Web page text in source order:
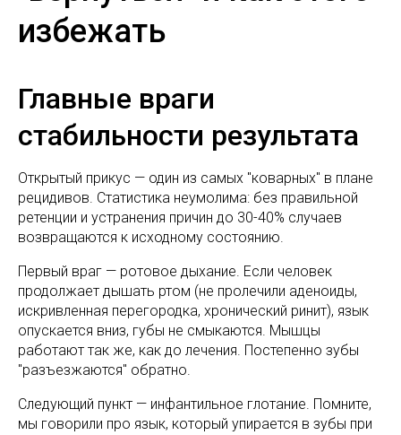
избежать
Главные враги
стабильности результата
Открытый прикус — один из самых "коварных" в плане
рецидивов. Статистика неумолима: без правильной
ретенции и устранения причин до 30-40% случаев
возвращаются к исходному состоянию.
Первый враг — ротовое дыхание. Если человек
продолжает дышать ртом (не пролечили аденоиды,
искривленная перегородка, хронический ринит), язык
опускается вниз, губы не смыкаются. Мышцы
работают так же, как до лечения. Постепенно зубы
"разъезжаются" обратно.
Следующий пункт — инфантильное глотание. Помните,
мы говорили про язык, который упирается в зубы при